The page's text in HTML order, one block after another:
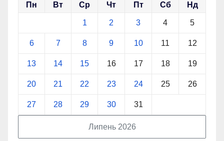
Липень 2026
Пн Вт Ср Чт Пт Сб Нд
1 2 3 4 5
6 7 8 9 10 11 12
13 14 15 16 17 18 19
20 21 22 23 24 25 26
27 28 29 30 31